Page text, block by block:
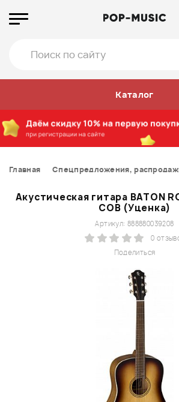
Каталог
Главная Спецпредложения,
Акустическая гитара BATON
COB (Уценка)
Поделиться
Артикул: 888880039208
0